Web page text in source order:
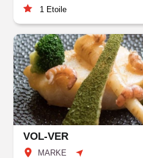
1 Etoile
VOL-VER
MARKE